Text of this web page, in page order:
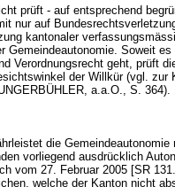
prüft - auf entsprechend
nur auf
kantonaler
Gemeindeautonomie. Soweit
Verordnungsrecht geht, prüft
der Willkür (vgl. zur
a.a.O., S. 364).
die
vorliegend ausdrücklich
vom 27. Februar 2005 [SR
welche der Kanton nicht